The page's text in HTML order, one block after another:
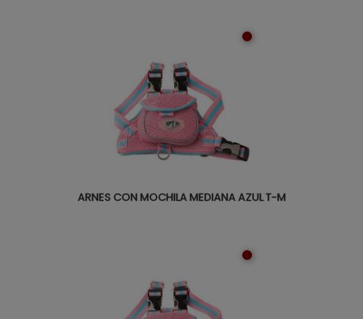
ARNES CON MOCHILA MEDIANA AZUL T-M